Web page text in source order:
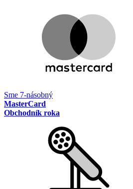
Sme 7-násobný
MasterCard
Obchodník roka